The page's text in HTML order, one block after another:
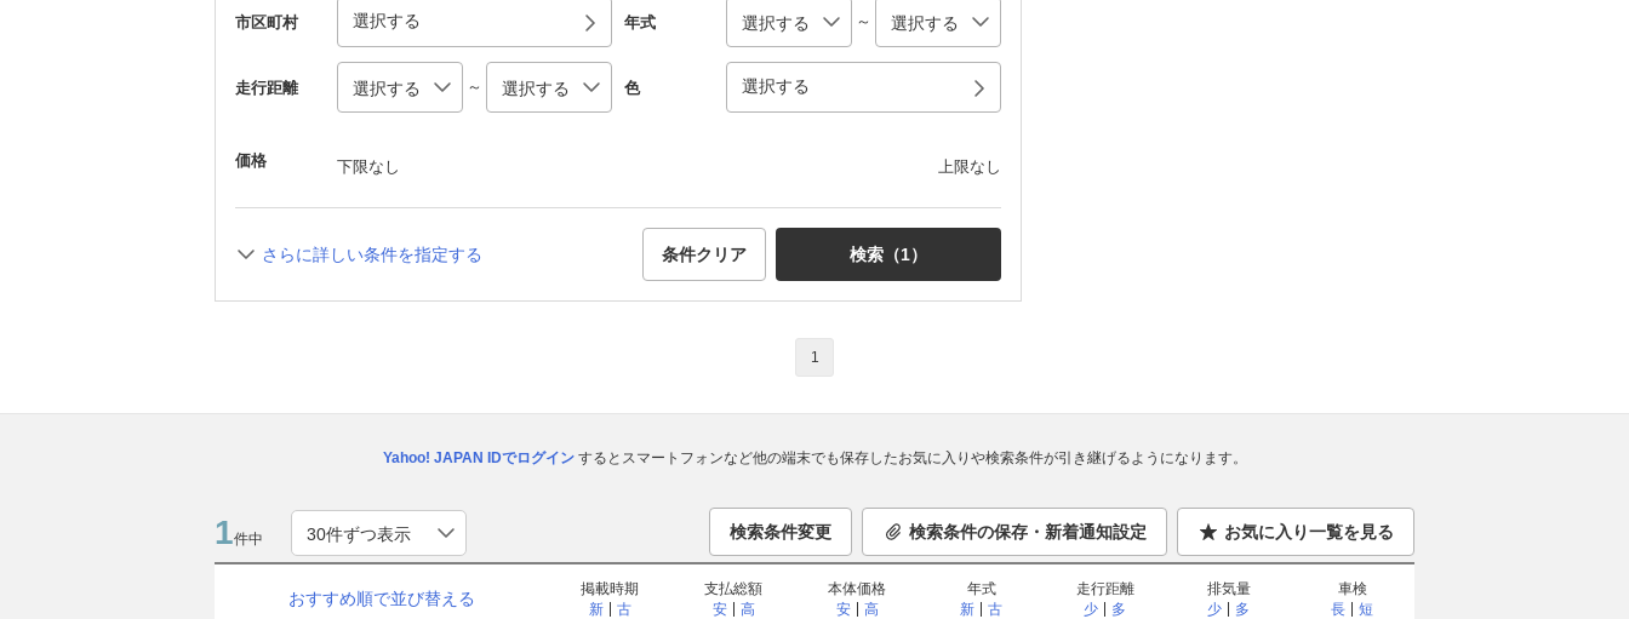
市区町村 選択する 年式 ～
走行距離 ～ 色 選択する
価格 下限なし 上限なし
さらに詳しい条件を指定する 条件クリア 検索（1）
1
Yahoo! JAPAN IDでログインするとスマートフォンなど他の端末でも保存したお気に入りや検索条件が引き継げるようになります。
1件中 検索条件変更 検索条件の保存・新着通知設定 お気に入り一覧を見る
おすすめ順で並び替える
掲載時期
新
古
支払総額
安
高
本体価格
安
高
年式
新
古
走行距離
少
多
排気量
少
多
車検
長
短